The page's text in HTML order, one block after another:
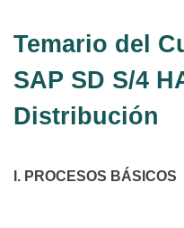
Temario del
SAP SD S/4
Distribución
I. PROCESOS BÁSICOS